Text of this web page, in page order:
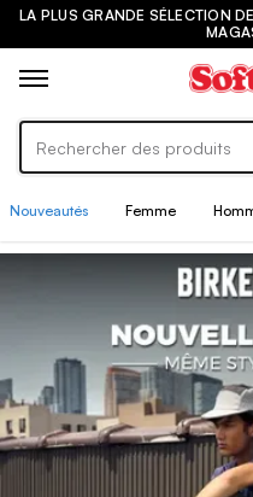
10 % DE RABAIS
Nouveautés Femme